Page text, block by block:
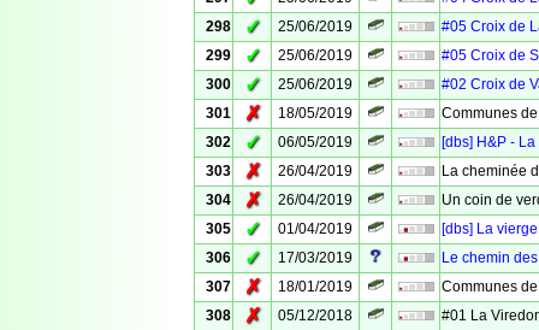
298
✓ 25/06/2019
#05 Croix de
299
✓ 25/06/2019
#05 Croix de
300
✓ 25/06/2019
#02 Croix de
301
✗ 18/05/2019
Communes
302
✓ 06/05/2019
[dbs] H&P -
303
✗ 26/04/2019
La cheminée
304
✗ 26/04/2019
Un coin de
305
✓ 01/04/2019
[dbs] La
306
✓ 17/03/2019
Le chemin
307
✗ 18/01/2019
Communes
308
✗ 05/12/2018
#01 La